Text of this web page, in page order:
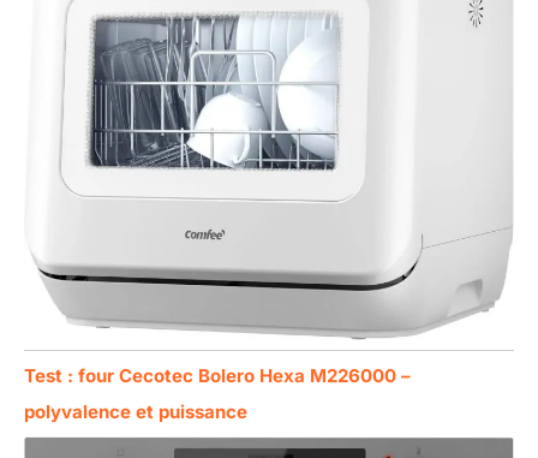
Test : four Cecotec Bolero Hexa M226000 –
polyvalence et puissance